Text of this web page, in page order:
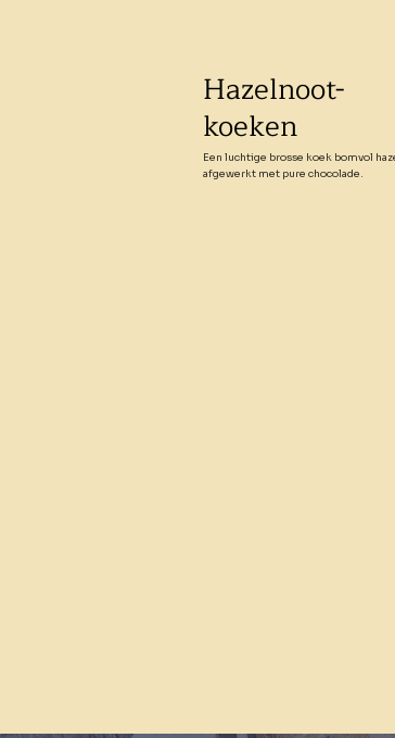
Hazelnoot-
koeken
Een luchtige brosse koek bomvol
afgewerkt met pure chocolade.